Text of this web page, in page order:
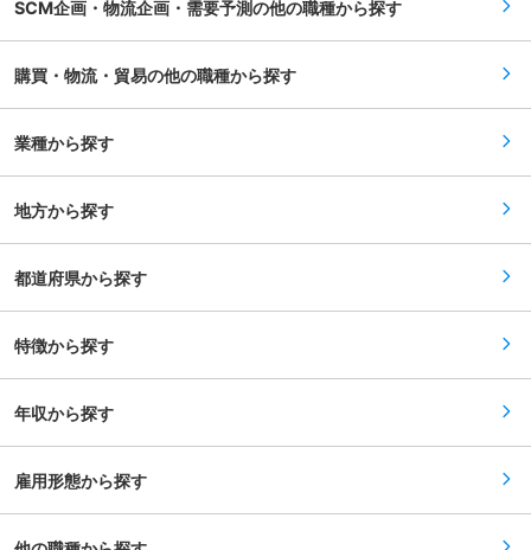
し、食品流通を中心に高品質な物流サービスを提
り組み、他社への物流支援やコンサルティングを
通じて事業領域の拡大を目指しています。安定し
た事業基盤と革新性を兼ね備え、持続可能な社会
送会社）との折衝・マネジメント ・センター
善推進 ・収支管理（予算策定・実績管理・損益改
務標準化、DX推進等） ・本社・支社と連携した
パートナーに委託しており、現場作業中心ではな
く「管理・改善・統括」が主業務です。 ■キャリ
アパス・評価制度： ・JOB型人事制度を導入し、
・本社・支社での物流戦略立案や提案営業、コン
ス・パートナーズは、三菱食品株式会社の物流事
業を分社化し、2024年11月に設立された新会社
です。全国約400拠点の物流ネットワークを活か
供してきました これまでグループ内物流を主軸と
り組み、他社への物流支援やコンサルティングを
通じて事業領域の拡大を目指しています。安定し
た事業基盤と革新性を兼ね備え、持続可能な社会
SCM企画・物流企画・需要予測の他の職種から探す
購買・物流・貿易の他の職種から探す
業種から探す
地方から探す
都道府県から探す
特徴から探す
年収から探す
雇用形態から探す